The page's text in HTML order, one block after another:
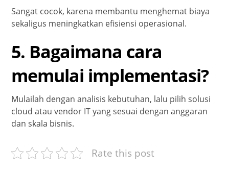
Sangat cocok, karena membantu menghemat biaya
sekaligus meningkatkan efisiensi operasional.
5. Bagaimana cara
memulai implementasi?
Mulailah dengan analisis kebutuhan, lalu pilih solusi
cloud atau vendor IT yang sesuai dengan anggaran
dan skala bisnis.
Rate this post